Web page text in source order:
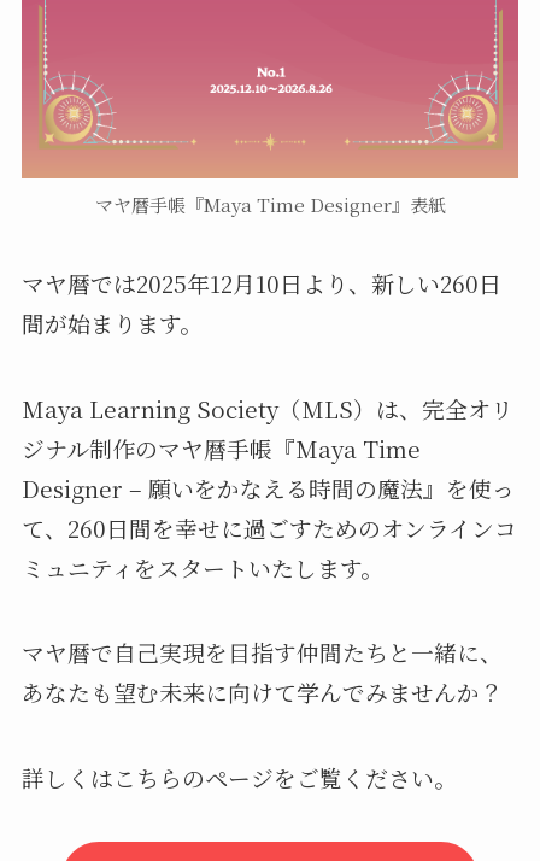
マヤ暦手帳『Maya Time Designer』表紙
マヤ暦では2025年12月10日より、新しい260日
間が始まります。
Maya Learning Society（MLS）は、完全オリ
ジナル制作のマヤ暦手帳『Maya Time
Designer – 願いをかなえる時間の魔法』を使っ
て、260日間を幸せに過ごすためのオンラインコ
ミュニティをスタートいたします。
マヤ暦で自己実現を目指す仲間たちと一緒に、
あなたも望む未来に向けて学んでみませんか？
詳しくはこちらのページをご覧ください。